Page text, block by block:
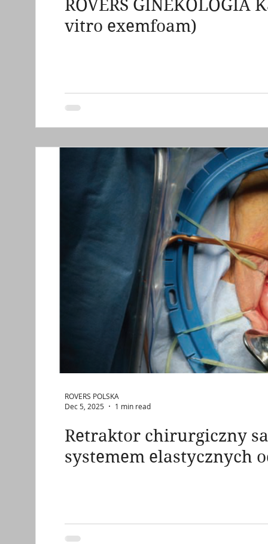
grzybica pochwy sromu zapalenie ból
ROVERS
vitro exemfoam)
Retraktor chirurgiczny
systemem elastycznych
ROVERS POLSKA
Dec 5, 2025
1 min read